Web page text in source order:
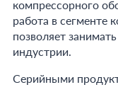
компрессорного
работа в сегменте
позволяет
индустрии.
Серийными